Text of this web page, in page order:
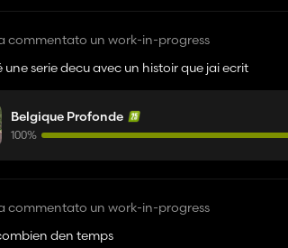
commentato un work-in-progress
une serie decu avec un histoir que jai ecrit
Belgique Profonde
100%
commentato un work-in-progress
den temps